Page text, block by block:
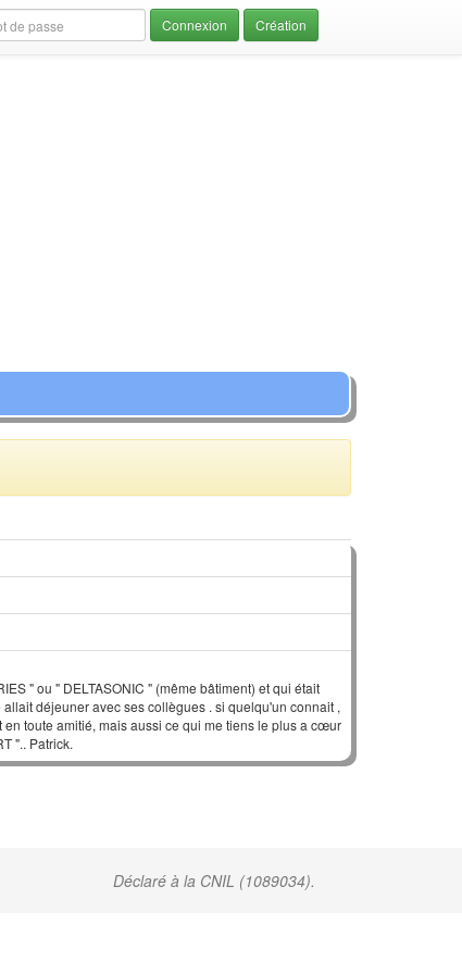
Création
" ou " DELTASONIC " (même bâtiment) et qui était
déjeuner avec ses collègues . si quelqu'un connait ,
toute amitié, mais aussi ce qui me tiens le plus a cœur
".. Patrick.
Déclaré à la CNIL (1089034).